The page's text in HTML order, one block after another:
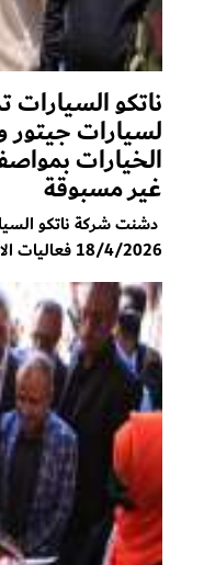
ناتكو
لسيارات
الخيارات
غير مسبوقة
دشنت شركة ناتكو
18/4/2026 فعاليات الاطلاق الرسمي لسيارات جيتور...